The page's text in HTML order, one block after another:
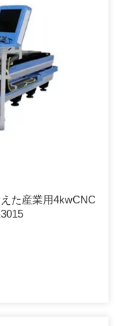
た産業用4kwCNC